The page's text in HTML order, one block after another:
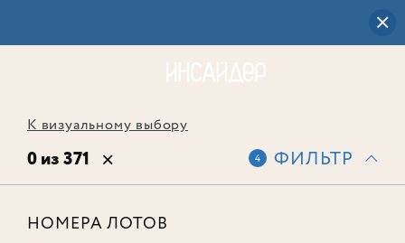
К визуальному выбору
0 из 371 4 ФИЛЬТР
НОМЕРА ЛОТОВ